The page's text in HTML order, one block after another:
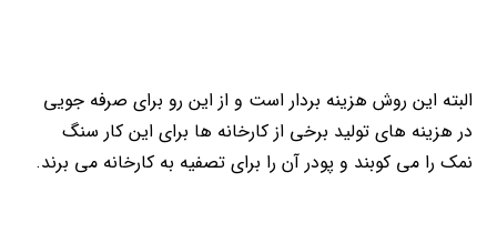
البته این روش هزینه بردار است و از این رو برای صرفه جویی
در هزینه های تولید برخی از کارخانه ها برای این کار سنگ
نمک را می کوبند و پودر آن را برای تصفیه به کارخانه می برند.